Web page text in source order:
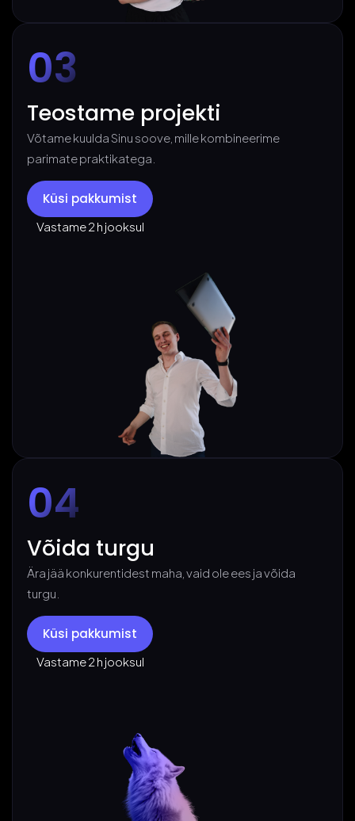
03
Teostame projekti
Võtame kuulda Sinu soove, mille kombineerime
parimate praktikatega.
Küsi pakkumist
Vastame 2 h jooksul
04
Võida turgu
Ära jää konkurentidest maha, vaid ole ees ja võida
turgu.
Küsi pakkumist
Vastame 2 h jooksul